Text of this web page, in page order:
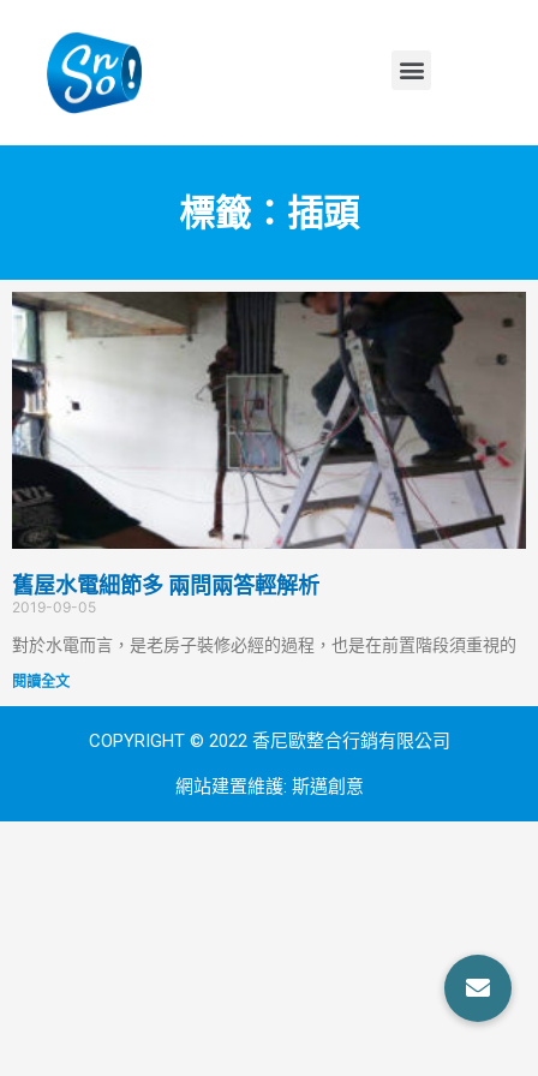
標籤：插頭
舊屋水電細節多 兩問兩答輕解析
2019-09-05
對於水電而言，是老房子裝修必經的過程，也是在前置階段須重視的
閱讀全文
COPYRIGHT © 2022 香尼歐整合行銷有限公司
網站建置維護: 斯邁創意